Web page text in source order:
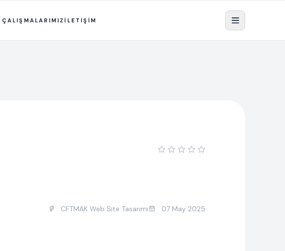
ÇALIŞMALARIMIZİLETİŞİM
CFTMAK Web Site Tasarımı 07 May 2025